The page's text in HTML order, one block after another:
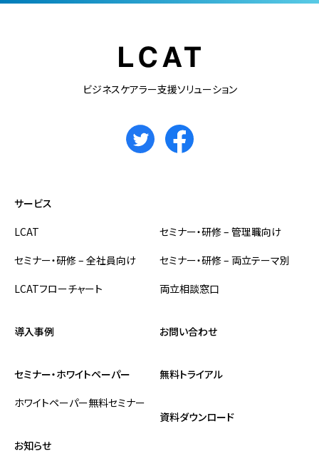
ビジネスケアラー支援ソリューション
サービス
LCAT
セミナー・研修 – 管理職向け
セミナー・研修 – 全社員向け
セミナー・研修 – 両立テーマ別
LCATフローチャート
両立相談窓口
導入事例
セミナー・ホワイトペーパー
ホワイトペーパー無料セミナー
お知らせ
お問い合わせ
無料トライアル
資料ダウンロード